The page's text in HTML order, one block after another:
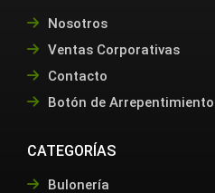
Nosotros
Ventas Corporativas
Contacto
Botón de Arrepentimiento
CATEGORÍAS
Bulonería